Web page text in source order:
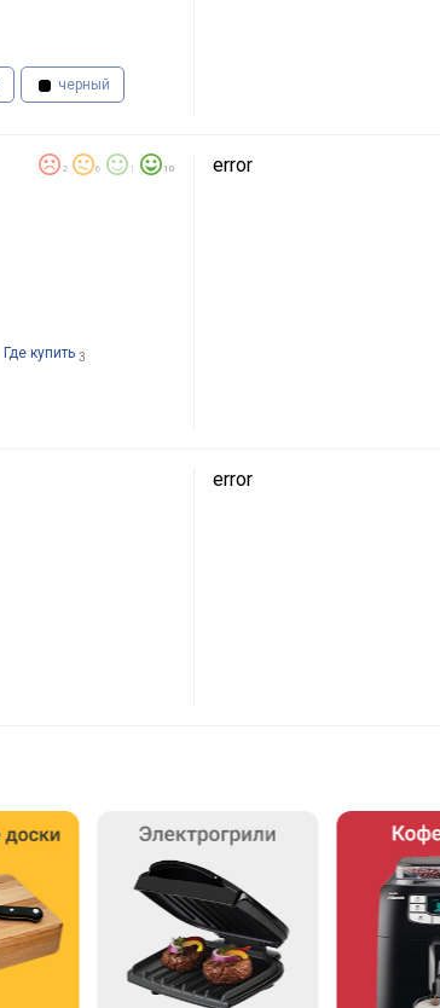
черный
2 6 1 10
Где купить 3
error
error